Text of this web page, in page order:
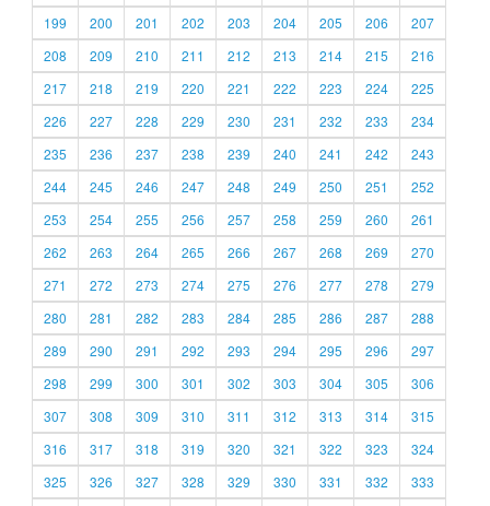
199
200 201 202 203 204 205 206
207
208
209 210 211 212 213 214 215
216
217
218 219 220 221 222 223 224
225
226
227 228 229 230 231 232 233
234
235
236 237 238 239 240 241 242
243
244
245 246 247 248 249 250 251
252
253
254 255 256 257 258 259 260
261
262
263 264 265 266 267 268 269
270
271
272 273 274 275 276 277 278
279
280
281 282 283 284 285 286 287
288
289
290 291 292 293 294 295 296
297
298
299 300 301 302 303 304 305
306
307
308 309 310 311 312 313 314
315
316
317 318 319 320 321 322 323
324
325
326 327 328 329 330 331 332
333